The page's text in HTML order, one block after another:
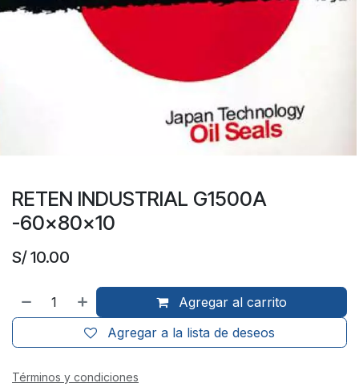
RETEN INDUSTRIAL G1500A
-60x80x10
S/10.00
Agregar al carrito
Agregar a la lista de deseos
Términos y condiciones